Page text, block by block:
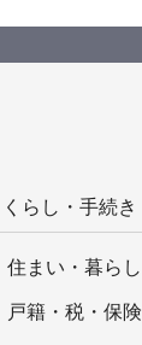
くらし・手続き
住まい・暮らし
戸籍・税・保険